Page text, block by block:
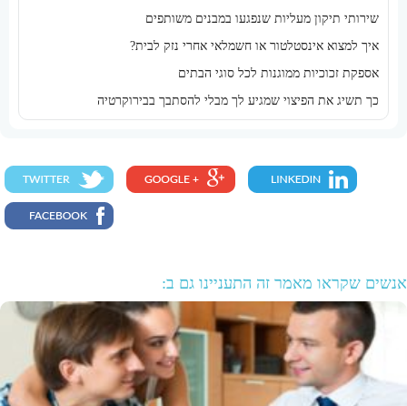
שירותי תיקון מעליות שנפגעו במבנים משותפים
איך למצוא אינסטלטור או חשמלאי אחרי נזק לבית?
אספקת זכוכיות ממוגנות לכל סוגי הבתים
כך תשיג את הפיצוי שמגיע לך מבלי להסתבך בבירוקרטיה
אנשים שקראו מאמר זה התעניינו גם ב: